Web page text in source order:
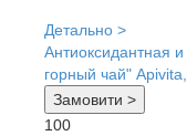
Детально >
Антиоксидантная
горный чай"
Замовити >
100